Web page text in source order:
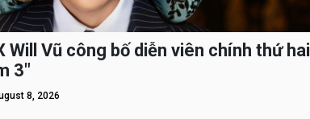
Will Vũ công bố diễn viên chính thứ hai
3″
8, 2026